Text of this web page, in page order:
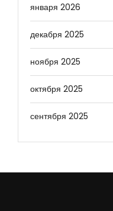
января 2026
декабря 2025
ноября 2025
октября 2025
сентября 2025